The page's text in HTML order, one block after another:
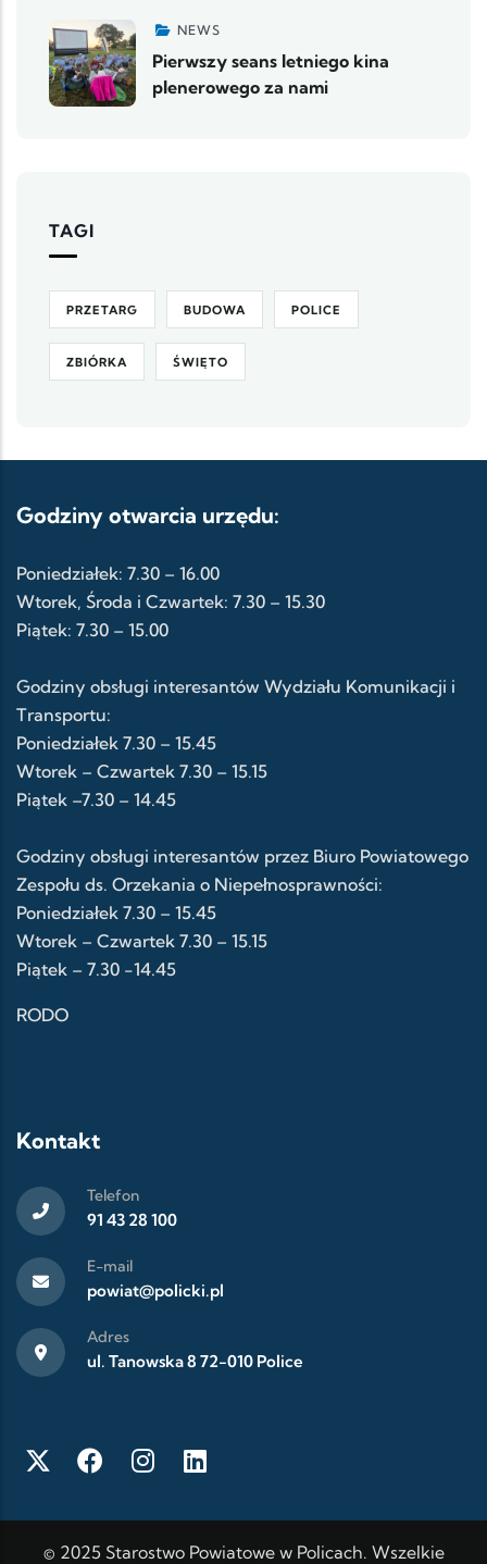
NEWS
Pierwszy seans letniego kina
plenerowego za nami
TAGI
PRZETARG BUDOWA POLICE
ZBIÓRKA ŚWIĘTO
Godziny otwarcia urzędu:
Poniedziałek: 7.30 – 16.00
Wtorek, Środa i Czwartek: 7.30 – 15.30
Piątek: 7.30 – 15.00
Godziny obsługi interesantów Wydziału Komunikacji i
Transportu:
Poniedziałek 7.30 – 15.45
Wtorek – Czwartek 7.30 – 15.15
Piątek –7.30 – 14.45
Godziny obsługi interesantów przez Biuro Powiatowego
Zespołu ds. Orzekania o Niepełnosprawności:
Poniedziałek 7.30 – 15.45
Wtorek – Czwartek 7.30 – 15.15
Piątek – 7.30 -14.45
RODO
Kontakt
Telefon
91 43 28 100
E-mail
powiat@policki.pl
Adres
ul. Tanowska 8 72-010 Police
© 2025 Starostwo Powiatowe w Policach. Wszelkie